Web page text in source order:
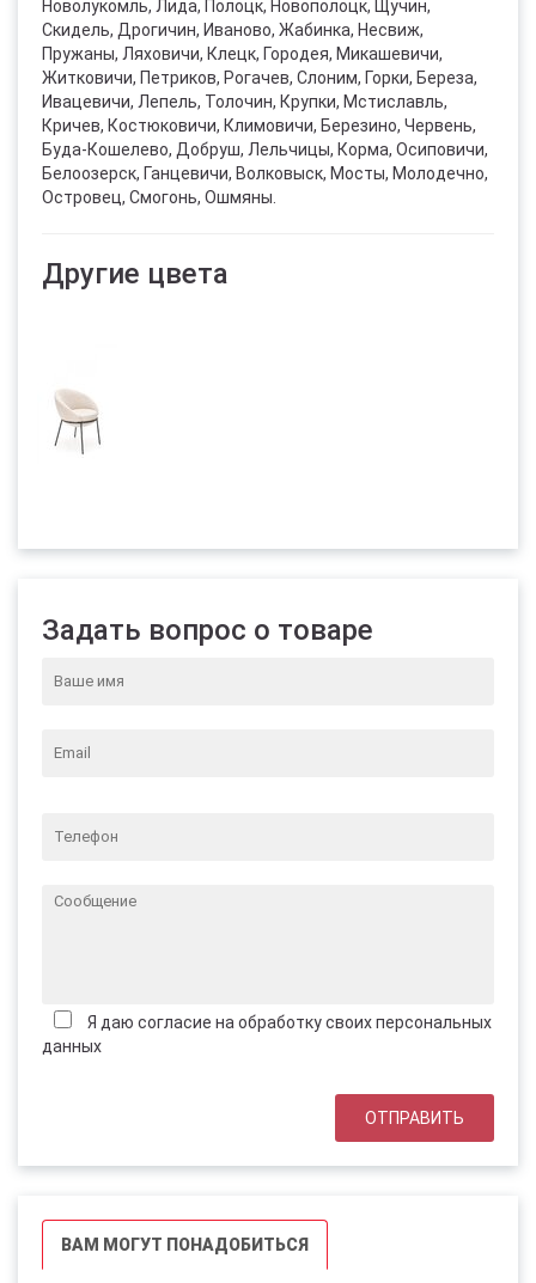
Новолукомль, Лида, Полоцк, Новополоцк, Щучин,
Скидель, Дрогичин, Иваново, Жабинка, Несвиж,
Пружаны, Ляховичи, Клецк, Городея, Микашевичи,
Житковичи, Петриков, Рогачев, Слоним, Горки, Береза,
Ивацевичи, Лепель, Толочин, Крупки, Мстиславль,
Кричев, Костюковичи, Климовичи, Березино, Червень,
Буда-Кошелево, Добруш, Лельчицы, Корма, Осиповичи,
Белоозерск, Ганцевичи, Волковыск, Мосты, Молодечно,
Островец, Смогонь, Ошмяны.
Другие цвета
Задать вопрос о товаре
Я даю согласие на обработку своих персональных
данных
ВАМ МОГУТ ПОНАДОБИТЬСЯ